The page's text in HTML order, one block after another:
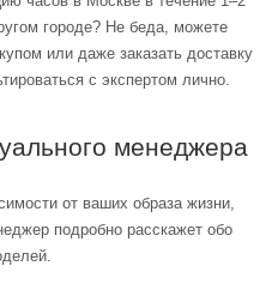
городе? Не беда, можете
или даже заказать доставку
с экспертом лично.
менеджера
от ваших образа жизни,
подробно расскажет обо